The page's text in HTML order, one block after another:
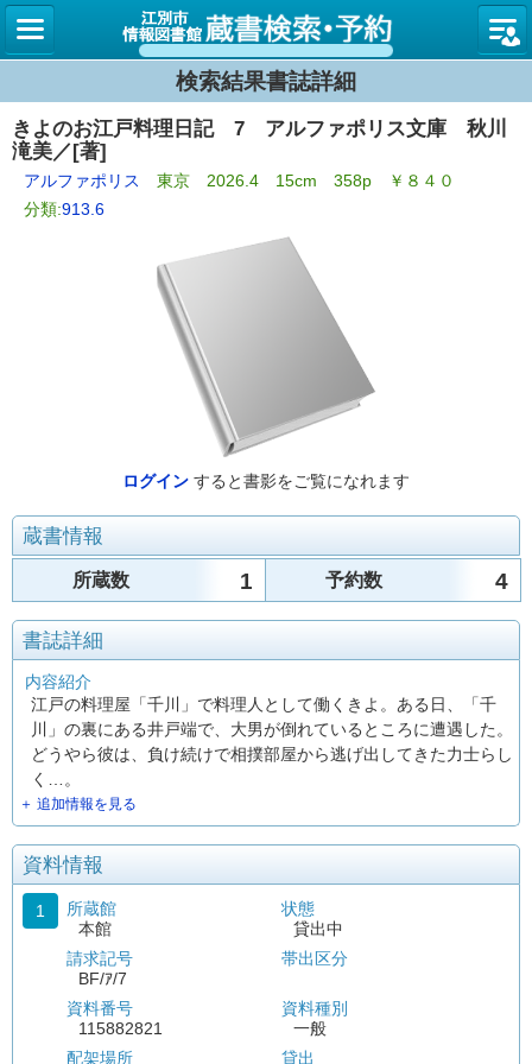
図書館
検索結果書誌詳細
きよのお江戸料理日記 7 アルファポリス文庫 秋川
滝美／[著]
アルファポリス
東京 2026.4 15cm 358p ￥８４０
分類:913.6
ログイン すると書影をご覧になれます
蔵書情報
所蔵数 1 予約数 4
書誌詳細
内容紹介
江戸の料理屋「千川」で料理人として働くきよ。ある日、「千
川」の裏にある井戸端で、大男が倒れているところに遭遇した。
どうやら彼は、負け続けで相撲部屋から逃げ出してきた力士らし
く…。
＋ 追加情報を見る
資料情報
1
所蔵館
本館
請求記号
BF/ｱ/7
資料番号
115882821
配架場所
状態
貸出中
帯出区分
資料種別
一般
貸出